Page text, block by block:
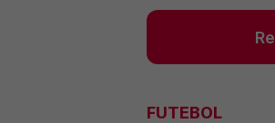
FUTEBOL